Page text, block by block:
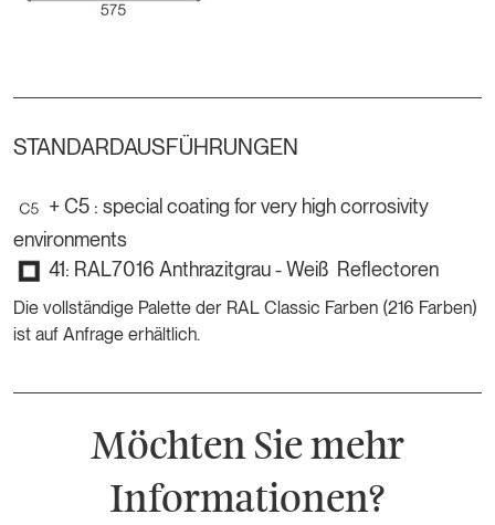
STANDARDAUSFÜHRUNGEN
+ C5 : special coating for very high corrosivity
environments
41: RAL7016 Anthrazitgrau - Weiß Reflectoren
Die vollständige Palette der RAL Classic Farben (216 Farben)
ist auf Anfrage erhältlich.
Möchten Sie mehr
Informationen?